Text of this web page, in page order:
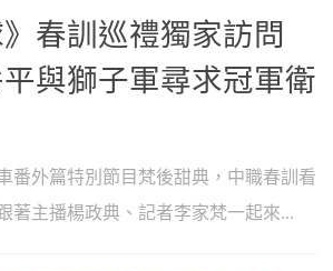
春訓巡禮獨家訪問
與獅子軍尋求冠軍衛
番外篇特別節目梵後甜典，中職春訓看
著主播楊政典、記者李家梵一起來...